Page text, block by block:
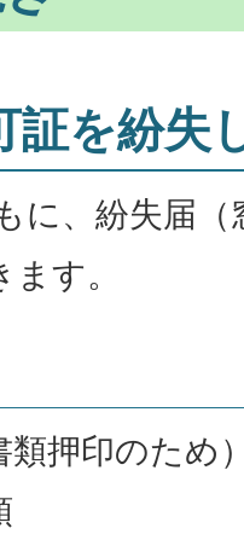
証を紛失
に、紛失届
す。
類押印のため